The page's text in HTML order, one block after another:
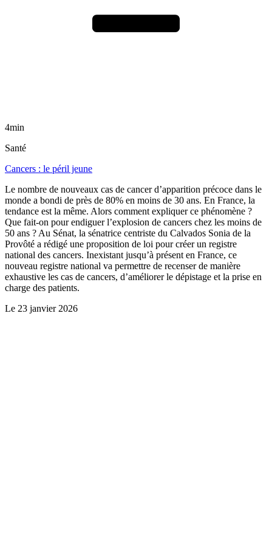
4min
Santé
Cancers : le péril jeune
Le nombre de nouveaux cas de cancer d’apparition précoce dans le
monde a bondi de près de 80% en moins de 30 ans. En France, la
tendance est la même. Alors comment expliquer ce phénomène ?
Que fait-on pour endiguer l’explosion de cancers chez les moins de
50 ans ? Au Sénat, la sénatrice centriste du Calvados Sonia de la
Provôté a rédigé une proposition de loi pour créer un registre
national des cancers. Inexistant jusqu’à présent en France, ce
nouveau registre national va permettre de recenser de manière
exhaustive les cas de cancers, d’améliorer le dépistage et la prise en
charge des patients.
Le 23 janvier 2026